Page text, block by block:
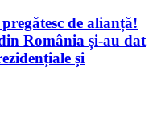
de alianță!
România și-au dat
și